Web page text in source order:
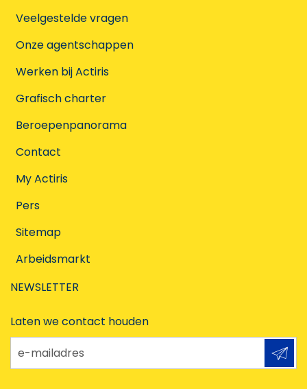
Veelgestelde vragen
Onze agentschappen
Werken bij Actiris
Grafisch charter
Beroepenpanorama
Contact
My Actiris
Pers
Sitemap
Arbeidsmarkt
NEWSLETTER
Laten we contact houden
e-mailadres